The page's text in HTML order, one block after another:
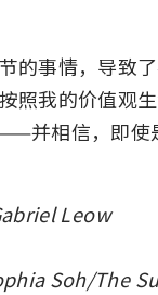
的事情，导致
照我的价值观
并相信，即使
Leow
Soh/The